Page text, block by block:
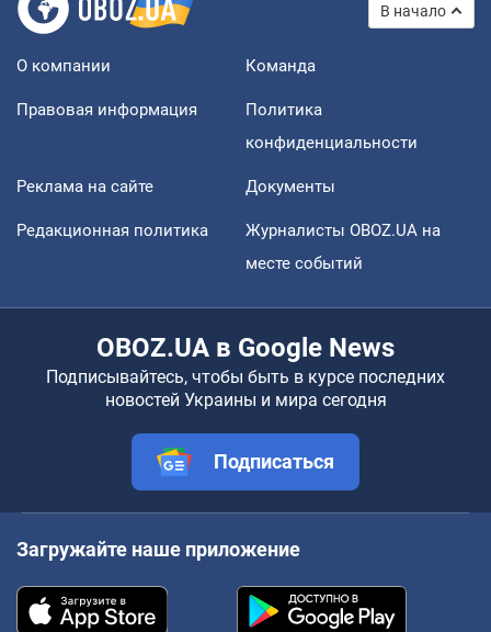
В начало
О компании Команда
Правовая информация
Политика
конфиденциальности
Реклама на сайте Документы
Редакционная политика
Журналисты OBOZ.UA на
месте событий
OBOZ.UA в Google News
Подписывайтесь, чтобы быть в курсе последних
новостей Украины и мира сегодня
Подписаться
Загружайте наше приложение